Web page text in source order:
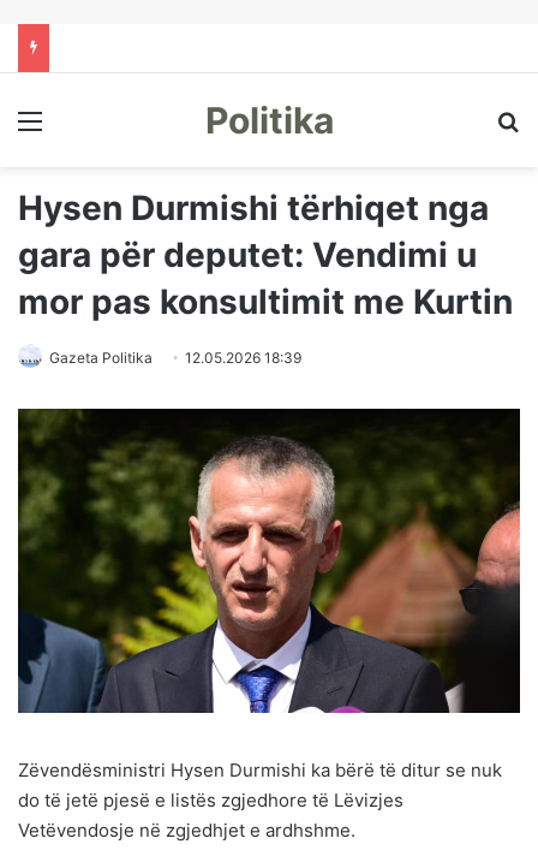
Menu Politika
Hysen Durmishi tërhiqet nga
gara për deputet: Vendimi u
mor pas konsultimit me Kurtin
Gazeta Politika 12.05.2026 18:39
Zëvendësministri Hysen Durmishi ka bërë të ditur se nuk
do të jetë pjesë e listës zgjedhore të Lëvizjes
Vetëvendosje në zgjedhjet e ardhshme.